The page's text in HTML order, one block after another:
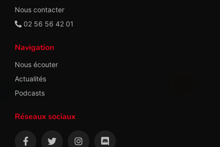
Nous contacter
02 56 56 42 01
Navigation
Nous écouter
Actualités
Podcasts
Réseaux sociaux